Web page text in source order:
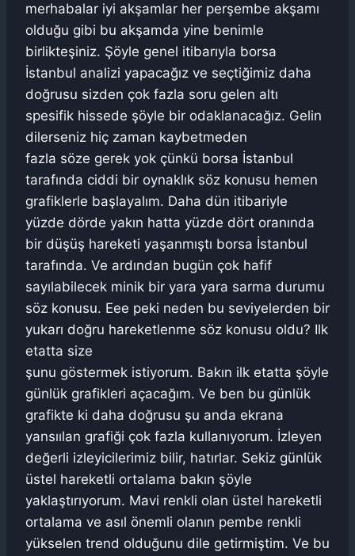
merhabalar iyi akşamlar her perşembe akşamı
olduğu gibi bu akşamda yine benimle
birlikteşiniz. Şöyle genel itibarıyla borsa
İstanbul analizi yapacağız ve seçtiğimiz daha
doğrusu sizden çok fazla soru gelen altı
spesifik hissede şöyle bir odaklanacağız. Gelin
dilerseniz hiç zaman kaybetmeden
fazla söze gerek yok çünkü borsa İstanbul
tarafında ciddi bir oynaklık söz konusu hemen
grafiklerle başlayalım. Daha dün itibariyle
yüzde dörde yakın hatta yüzde dört oranında
bir düşüş hareketi yaşanmıştı borsa İstanbul
tarafında. Ve ardından bugün çok hafif
sayılabilecek minik bir yara yara sarma durumu
söz konusu. Eee peki neden bu seviyelerden bir
yukarı doğru hareketlenme söz konusu oldu? Ilk
etatta size
şunu göstermek istiyorum. Bakın ilk etatta şöyle
günlük grafikleri açacağım. Ve ben bu günlük
grafikte ki daha doğrusu şu anda ekrana
yansıılan grafiği çok fazla kullanıyorum. İzleyen
değerli izleyicilerimiz bilir, hatırlar. Sekiz günlük
üstel hareketli ortalama bakın şöyle
yaklaştırıyorum. Mavi renkli olan üstel hareketli
ortalama ve asıl önemli olanın pembe renkli
yükselen trend olduğunu dile getirmiştim. Ve bu